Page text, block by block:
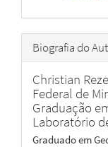
Biografia do
Christian
Federal de
Graduação
Laboratório
Graduado em